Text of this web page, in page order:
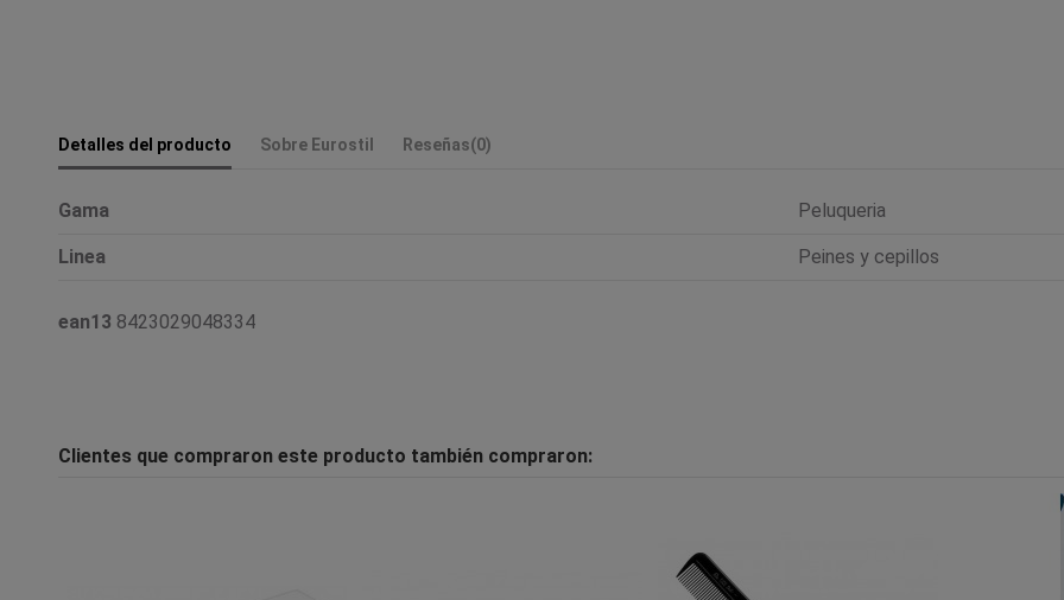
Detalles del producto Sobre Eurostil Reseñas(0)
Gama Peluqueria
Linea Peines y cepillos
ean13 8423029048334
Clientes que compraron este producto también compraron: